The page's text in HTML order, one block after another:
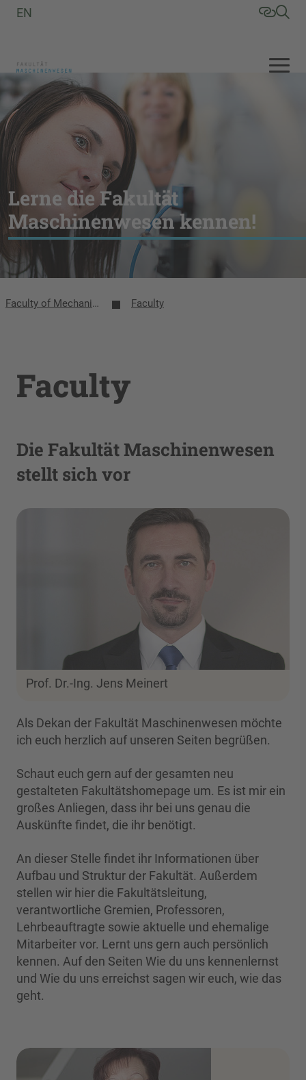
EN
Lerne die Fakultät
Maschinenwesen kennen!
Faculty of Mechanical Engineering Faculty
Faculty
Die Fakultät Maschinenwesen
stellt sich vor
Prof. Dr.-Ing. Jens Meinert
Als Dekan der Fakultät Maschinenwesen möchte
ich euch herzlich auf unseren Seiten begrüßen.
Schaut euch gern auf der gesamten neu
gestalteten Fakultätshomepage um. Es ist mir ein
großes Anliegen, dass ihr bei uns genau die
Auskünfte findet, die ihr benötigt.
An dieser Stelle findet ihr Informationen über
Aufbau und Struktur der Fakultät. Außerdem
stellen wir hier die Fakultätsleitung,
verantwortliche Gremien, Professoren,
Lehrbeauftragte sowie aktuelle und ehemalige
Mitarbeiter vor. Lernt uns gern auch persönlich
kennen. Auf den Seiten Wie du uns kennenlernst
und Wie du uns erreichst sagen wir euch, wie das
geht.